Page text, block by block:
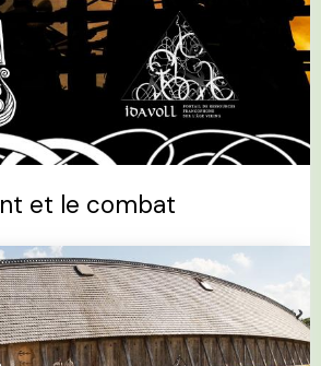
et le combat